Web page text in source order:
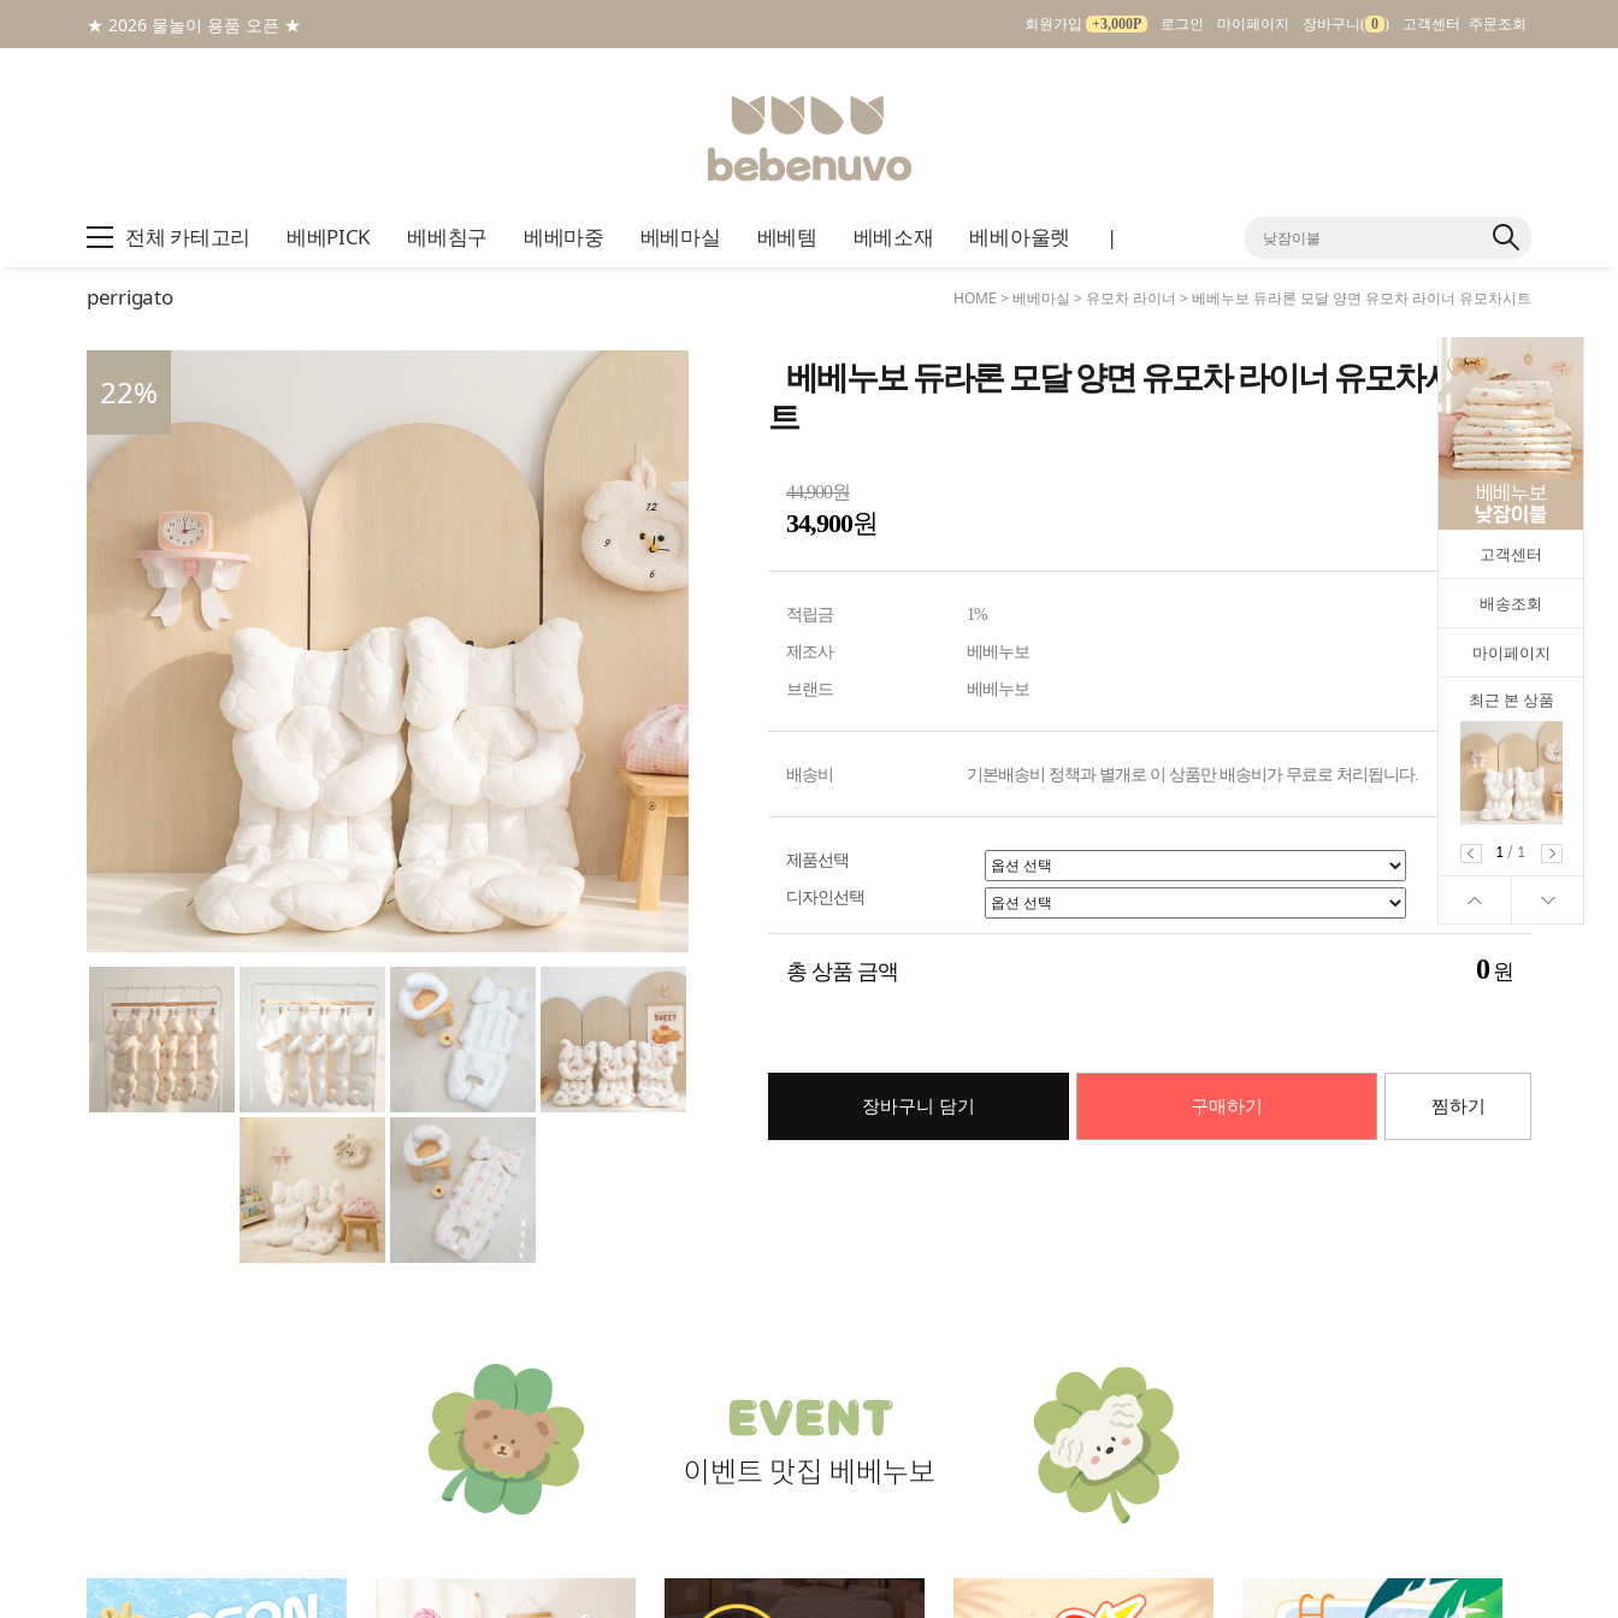
★ 2026 물놀이 용품 오픈 ★ 회원가입 +3,000P 로그인 마이페이지 장바구니( 0 ) 고객센터 주문조회
전체 카테고리 베베PICK 베베침구 베베마중 베베마실 베베템 베베소재 베베아울렛 |
perrigato
고객센터
배송조회
마이페이지
최근 본 상품
1
/ 1
HOME > 베베마실 > 유모차 라이너 > 베베누보 듀라론 모달 양면 유모차 라이너 유모차시트
22%
베베누보 듀라론 모달 양면 유모차 라이너 유모차시
트
44,900원
34,900원
적립금 1%
제조사 베베누보
브랜드 베베누보
배송비 기본배송비 정책과 별개로 이 상품만 배송비가 무료로 처리됩니다.
제품선택
디자인선택
총 상품 금액 0 원
장바구니 담기 구매하기 찜하기